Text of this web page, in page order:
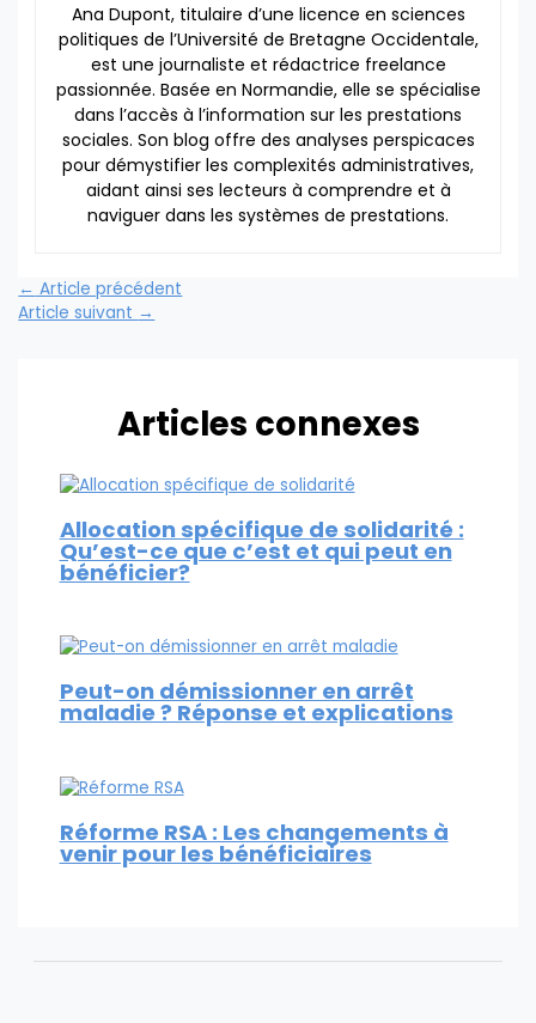
Ana Dupont, titulaire d’une licence en sciences
politiques de l’Université de Bretagne Occidentale,
est une journaliste et rédactrice freelance
passionnée. Basée en Normandie, elle se spécialise
dans l’accès à l’information sur les prestations
sociales. Son blog offre des analyses perspicaces
pour démystifier les complexités administratives,
aidant ainsi ses lecteurs à comprendre et à
naviguer dans les systèmes de prestations.
← Article précédent
Article suivant →
Articles connexes
Allocation spécifique de solidarité :
Qu’est-ce que c’est et qui peut en
bénéficier?
Peut-on démissionner en arrêt
maladie ? Réponse et explications
Réforme RSA : Les changements à
venir pour les bénéficiaires